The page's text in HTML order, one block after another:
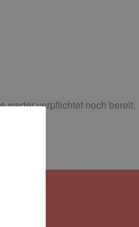
weder verpflichtet noch bereit.